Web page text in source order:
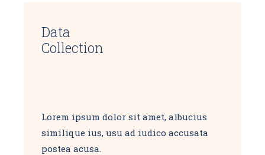
Data
Collection
Lorem ipsum dolor sit amet, albucius
similique ius, usu ad iudico accusata
postea acusa.